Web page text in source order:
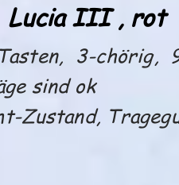
Lucia III , rot
3-chörig,
sind ok
Zustand,